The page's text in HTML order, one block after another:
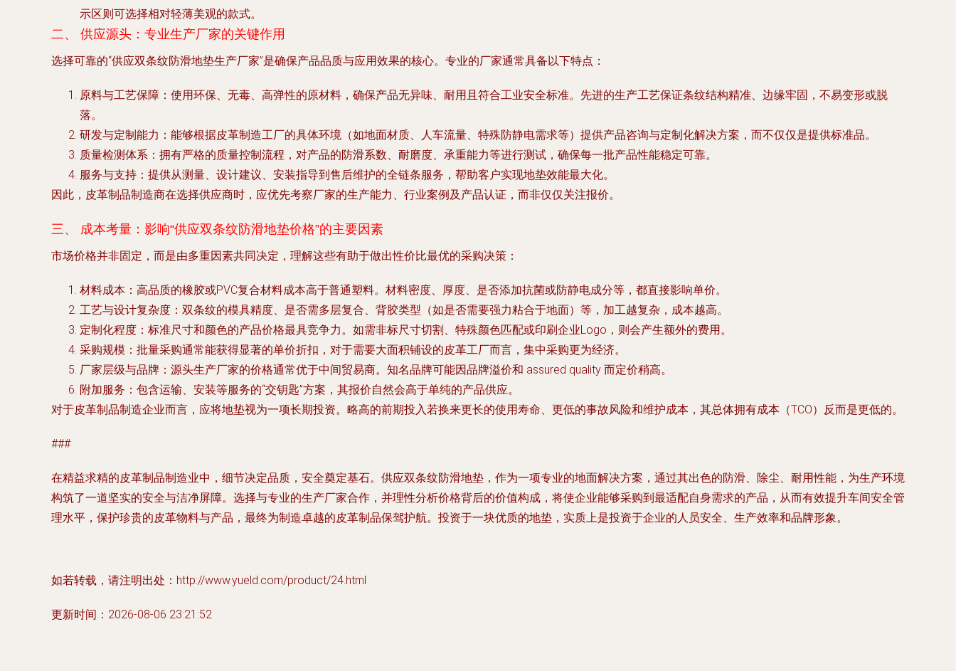
示区则可选择相对轻薄美观的款式。
二、 供应源头：专业生产厂家的关键作用
选择可靠的“供应双条纹防滑地垫生产厂家”是确保产品品质与应用效果的核心。专业的厂家通常具备以下特点：
原料与工艺保障 ：使用环保、无毒、高弹性的原材料，确保产品无异味、耐用且符合工业安全标准。先进的生产工艺保证条纹结构精准、边缘牢固，不易变形或脱
落。
研发与定制能力 ：能够根据皮革制造工厂的具体环境（如地面材质、人车流量、特殊防静电需求等）提供产品咨询与定制化解决方案，而不仅仅是提供标准品。
质量检测体系 ：拥有严格的质量控制流程，对产品的防滑系数、耐磨度、承重能力等进行测试，确保每一批产品性能稳定可靠。
服务与支持 ：提供从测量、设计建议、安装指导到售后维护的全链条服务，帮助客户实现地垫效能最大化。
因此，皮革制品制造商在选择供应商时，应优先考察厂家的生产能力、行业案例及产品认证，而非仅仅关注报价。
三、 成本考量：影响“供应双条纹防滑地垫价格”的主要因素
市场价格并非固定，而是由多重因素共同决定，理解这些有助于做出性价比最优的采购决策：
材料成本 ：高品质的橡胶或PVC复合材料成本高于普通塑料。材料密度、厚度、是否添加抗菌或防静电成分等，都直接影响单价。
工艺与设计复杂度 ：双条纹的模具精度、是否需多层复合、背胶类型（如是否需要强力粘合于地面）等，加工越复杂，成本越高。
定制化程度 ：标准尺寸和颜色的产品价格最具竞争力。如需非标尺寸切割、特殊颜色匹配或印刷企业Logo，则会产生额外的费用。
采购规模 ：批量采购通常能获得显著的单价折扣，对于需要大面积铺设的皮革工厂而言，集中采购更为经济。
厂家层级与品牌 ：源头生产厂家的价格通常优于中间贸易商。知名品牌可能因品牌溢价和 assured quality 而定价稍高。
附加服务 ：包含运输、安装等服务的“交钥匙”方案，其报价自然会高于单纯的产品供应。
对于皮革制品制造企业而言，应将地垫视为一项长期投资。略高的前期投入若换来更长的使用寿命、更低的事故风险和维护成本，其总体拥有成本（TCO）反而是更低的。
###
在精益求精的皮革制品制造业中，细节决定品质，安全奠定基石。供应双条纹防滑地垫，作为一项专业的地面解决方案，通过其出色的防滑、除尘、耐用性能，为生产环境
构筑了一道坚实的安全与洁净屏障。选择与专业的生产厂家合作，并理性分析价格背后的价值构成，将使企业能够采购到最适配自身需求的产品，从而有效提升车间安全管
理水平，保护珍贵的皮革物料与产品，最终为制造卓越的皮革制品保驾护航。投资于一块优质的地垫，实质上是投资于企业的人员安全、生产效率和品牌形象。
如若转载，请注明出处：http://www.yueld.com/product/24.html
更新时间：2026-08-06 23:21:52